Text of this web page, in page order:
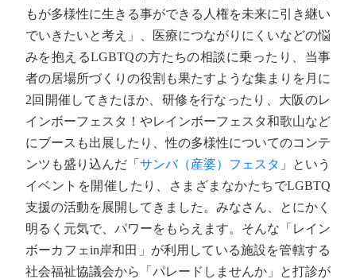
もが多様性に生きる事ができる人権を未来に引き継い
でいきたいと考え」、医療につながりにくいなどの悩
みを抱えるLGBTQの方たちの相談に乗ったり、当事
者の居場所づくりの役割も果たすような集まりを月に
2回開催してきたほか、研修を行なったり、大阪のレ
インボーフェスタ！やレインボーフェスタ和歌山など
にブースも出展したり、性の多様性についてのコンテ
ンツも盛り込んだ「 サンバ（産婆）フェスタ 」という
イベントを開催したり、さまざまなかたちでLGBTQ
支援の活動を展開してきました。みなさん、とにかく
明るく元気で、パワーをもらえます。そんな「レイン
ボーカフェin岸和田」が利用している施設を管轄する
社会福祉協議会から「パレードしませんか」と打診が